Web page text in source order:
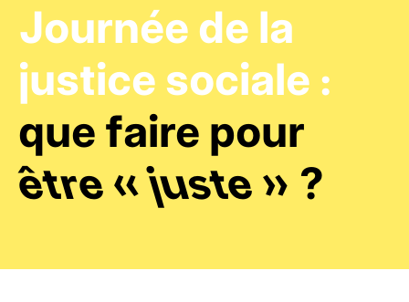
Journée de la
justice sociale :
que faire pour
être « juste » ?